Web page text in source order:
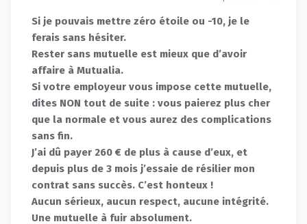
Si je pouvais mettre zéro étoile ou -10, je le
ferais sans hésiter.
Rester sans mutuelle est mieux que d’avoir
affaire à Mutualia.
Si votre employeur vous impose cette mutuelle,
dites NON tout de suite : vous paierez plus cher
que la normale et vous aurez des complications
sans fin.
J’ai dû payer 260 € de plus à cause d’eux, et
depuis plus de 3 mois j’essaie de résilier mon
contrat sans succès. C’est honteux !
Aucun sérieux, aucun respect, aucune intégrité.
Une mutuelle à fuir absolument.